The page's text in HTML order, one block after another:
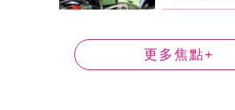
更多焦點+